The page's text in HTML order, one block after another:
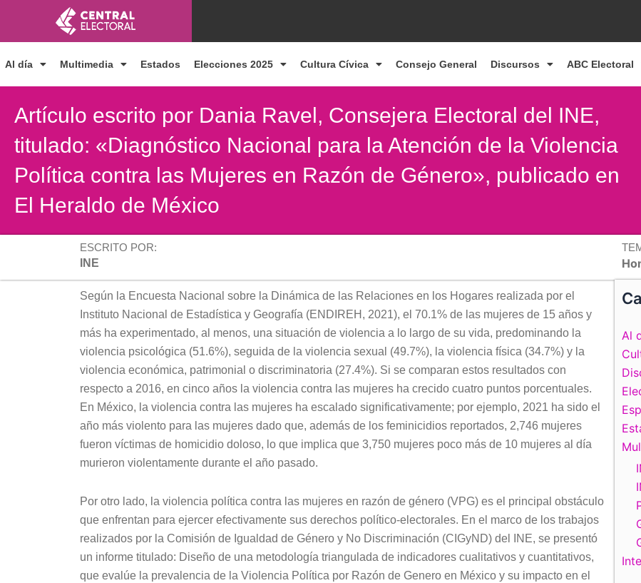
contenido
Al día Multimedia Estados Elecciones 2025 Cultura Cívica Consejo General Discursos ABC Electoral
Artículo escrito por Dania Ravel, Consejera Electoral del INE,
titulado: «Diagnóstico Nacional para la Atención de la Violencia
Política contra las Mujeres en Razón de Género», publicado en
El Heraldo de México
ESCRITO POR:
INE
Según la Encuesta Nacional sobre la Dinámica de las Relaciones en los Hogares realizada por el
Instituto Nacional de Estadística y Geografía (ENDIREH, 2021), el 70.1% de las mujeres de 15 años y
más ha experimentado, al menos, una situación de violencia a lo largo de su vida, predominando la
violencia psicológica (51.6%), seguida de la violencia sexual (49.7%), la violencia física (34.7%) y la
violencia económica, patrimonial o discriminatoria (27.4%). Si se comparan estos resultados con
respecto a 2016, en cinco años la violencia contra las mujeres ha crecido cuatro puntos porcentuales.
En México, la violencia contra las mujeres ha escalado significativamente; por ejemplo, 2021 ha sido el
año más violento para las mujeres dado que, además de los feminicidios reportados, 2,746 mujeres
fueron víctimas de homicidio doloso, lo que implica que 3,750 mujeres poco más de 10 mujeres al día
murieron violentamente durante el año pasado.
Por otro lado, la violencia política contra las mujeres en razón de género (VPG) es el principal obstáculo
que enfrentan para ejercer efectivamente sus derechos político-electorales. En el marco de los trabajos
realizados por la Comisión de Igualdad de Género y No Discriminación (CIGyND) del INE, se presentó
un informe titulado: Diseño de una metodología triangulada de indicadores cualitativos y cuantitativos,
que evalúe la prevalencia de la Violencia Política por Razón de Genero en México y su impacto en el
Al